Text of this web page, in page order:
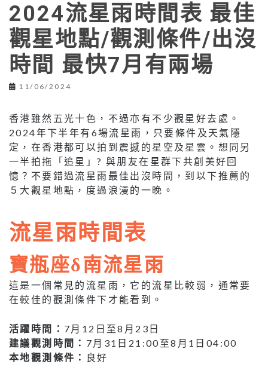
2024流星雨時間表 最佳
觀星地點/觀測條件/出沒
時間 最快7月有兩場
11/06/2024
香港雖然五光十色，不過亦有不少觀星好去處。
2024年下半年有6場流星雨，只要條件及天氣隱
定，在香港都可以拍到震撼的星空及星雲。想同另
一半拍拖「追星」? 與朋友在星群下共創美好回
憶？不要錯過流星雨最佳出沒時間，到以下推薦的
５大觀星地點，度過浪漫的一晚。
流星雨時間表
寶瓶座δ南流星雨
這是一個常見的流星雨，它的流星比較弱，通常要
在較佳的觀測條件下才能看到。
活躍時間： 7月12日至8月23日
建議觀測時間： 7月31日21:00至8月1日04:00
本地觀測條件： 良好